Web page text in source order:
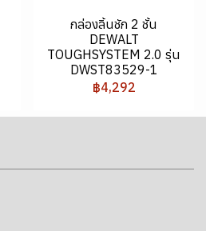
กล่องลิ้นชัก 2 ชั้น
DEWALT
TOUGHSYSTEM 2.0 รุ่น
DWST83529-1
฿4,292